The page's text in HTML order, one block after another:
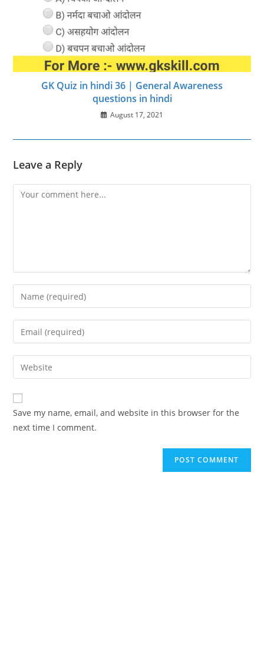
GK Quiz in hindi 36 | General Awareness
questions in hindi
August 17, 2021
Leave a Reply
Comment
Enter
your
name
comment
Enter
your
email
address
comment
Enter
your
website
URL
(optional)
Save my name, email, and website in this browser for the
next time I comment.